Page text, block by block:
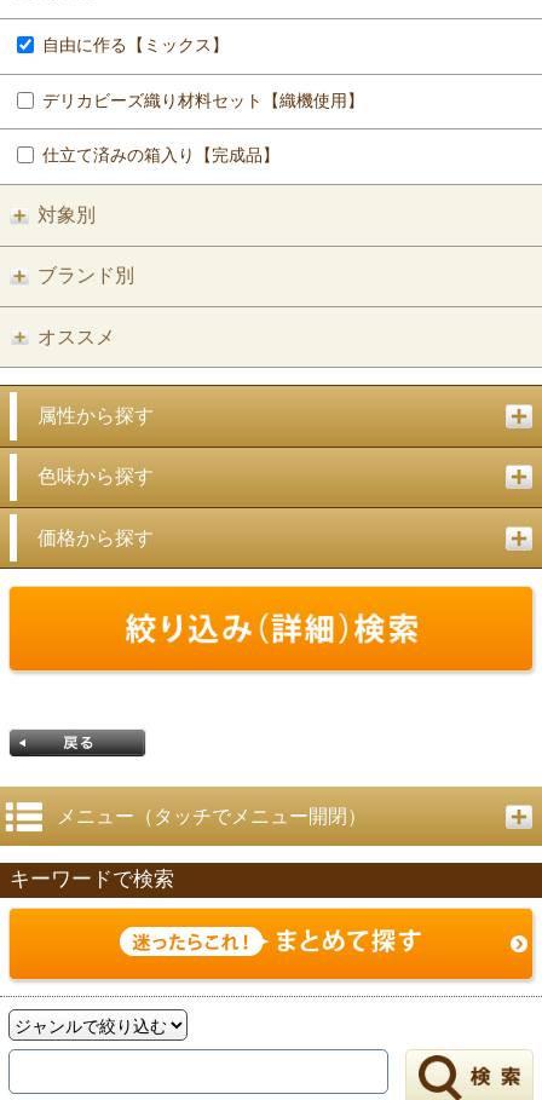
自由に作る【ミックス】
デリカビーズ織り材料セット【織機使用】
仕立て済みの箱入り【完成品】
対象別
ブランド別
オススメ
属性から探す
色味から探す
価格から探す
戻る
メニュー（タッチでメニュー開閉）
キーワードで検索